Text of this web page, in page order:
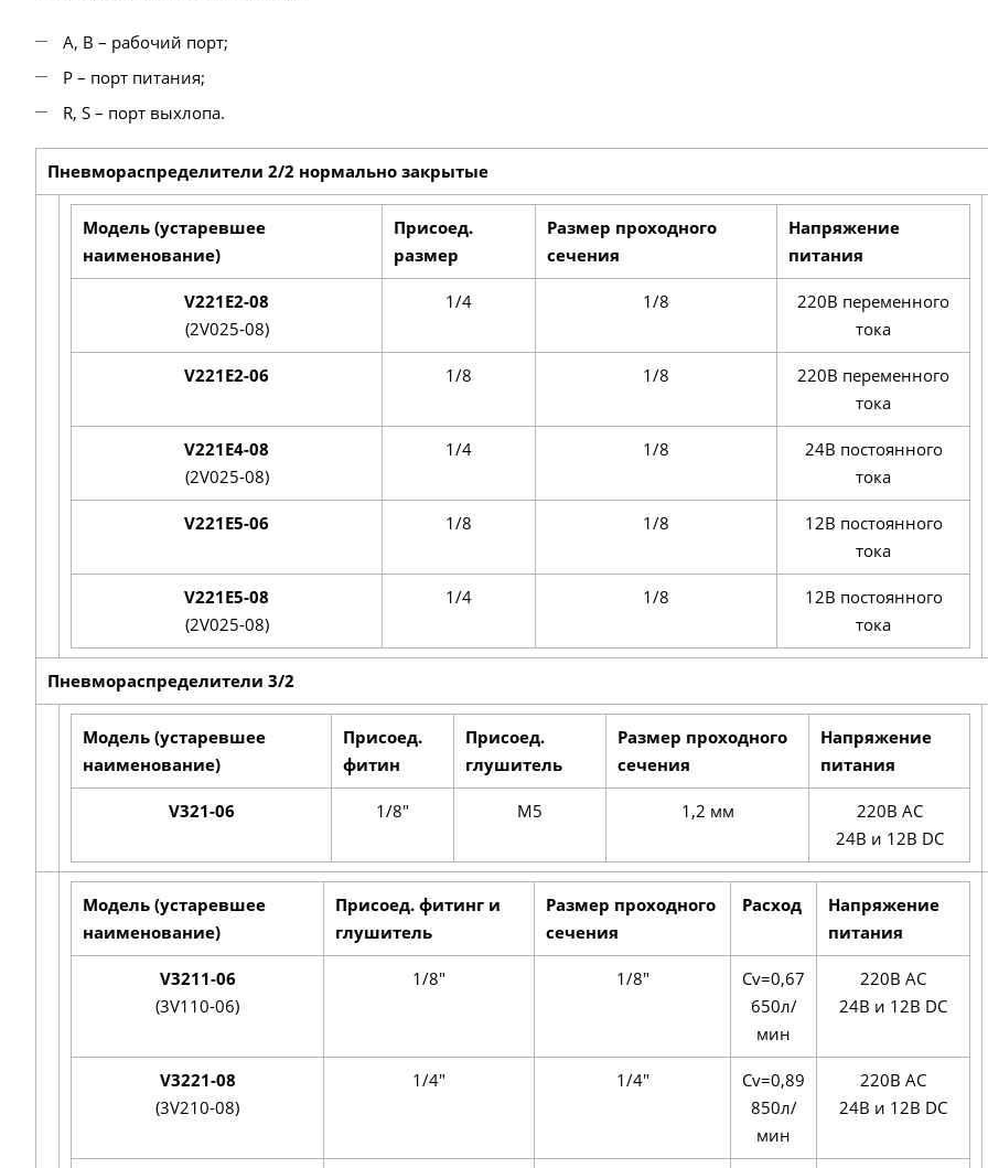
А, B – рабочий порт;
P – порт питания;
R, S – порт выхлопа.
Пневмораспределители 2/2 нормально закрытые
Модель (устаревшее
наименование)
Присоед.
размер
Размер проходного
сечения
Напряжение
питания
V221E2-08
(2V025-08)
1/4 1/8
220В переменного
тока
V221E2-06 1/8 1/8
220В переменного
тока
V221E4-08
(2V025-08)
1/4 1/8
24В постоянного
тока
V221E5-06 1/8 1/8
12В постоянного
тока
V221E5-08
(2V025-08)
1/4 1/8
12В постоянного
тока
Пневмораспределители 3/2
Модель (устаревшее
наименование)
Присоед.
фитин
Присоед.
глушитель
Размер проходного
сечения
Напряжение
питания
V321-06 1/8" M5 1,2 мм
220В AC
24В и 12В DC
Модель (устаревшее
наименование)
Присоед. фитинг и
глушитель
Размер проходного
сечения
Расход
Напряжение
питания
V3211-06
(3V110-06)
1/8" 1/8"
Cv=0,67
650л/
мин
220В AC
24В и 12В DC
V3221-08
(3V210-08)
1/4" 1/4"
Cv=0,89
850л/
мин
220В AC
24В и 12В DC